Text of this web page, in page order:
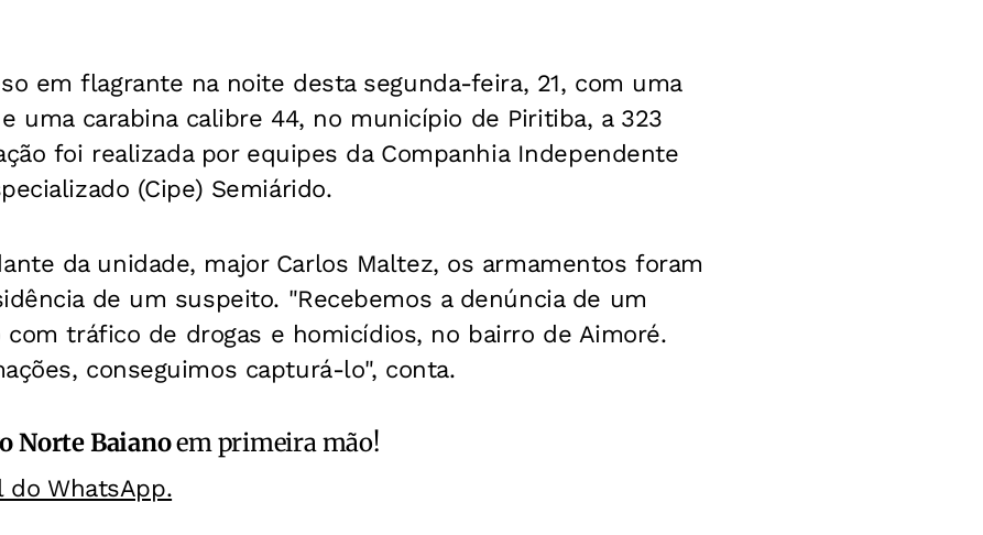
em flagrante na noite desta segunda-feira, 21, com uma
uma carabina calibre 44, no município de Piritiba, a 323
foi realizada por equipes da Companhia Independente
(Cipe) Semiárido.
da unidade, major Carlos Maltez, os armamentos foram
de um suspeito. "Recebemos a denúncia de um
com tráfico de drogas e homicídios, no bairro de Aimoré.
conseguimos capturá-lo", conta.
Norte Baianoem primeira mão!
do WhatsApp.